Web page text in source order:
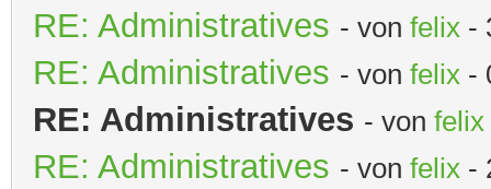
RE: Administratives - von felix -
RE: Administratives - von felix -
RE: Administratives - von felix
RE: Administratives - von felix -